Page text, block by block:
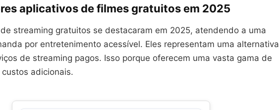
aplicativos de filmes gratuitos em 2025
streaming gratuitos se destacaram em 2025, atendendo a uma
por entretenimento acessível. Eles representam uma alternativa
de streaming pagos. Isso porque oferecem uma vasta gama de
adicionais.